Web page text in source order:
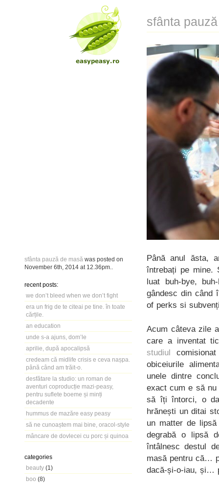
sfânta pauză de masă was posted on
November 6th, 2014 at 12.36pm
recent posts:
we don’t bleed when we don’t fight
era un frig de te citeai pe tine. în toate
cărțile.
an education
unde s-a ajuns, dom’le
aprilie, după apocalipsă
credeam că midlife crisis e ceva nașpa.
până când am trăit-o.
desfătare la studio: un roman de
aventuri coproducție mazi-peasy,
pentru suflete boeme și minți
decadente
hummus de mazăre easy peasy
să ne cunoaștem mai bine, oracol-style
mâncare de dovlecei cu porc și quinoa
categories
beauty (1)
boo (8)
sfânta
Până anul ăsta,
întrebați pe mine.
luat buh-bye,
gândesc din când
of perks si
Acum câteva zile
care a inventat
studiul
obiceiurile
unele dintre
exact cum e să
să îți întorci, o
hrănești un ditai
un matter de
degrabă o lipsă
întâlnesc destul
masă pentru că…
dacă-și-o-iau, și…